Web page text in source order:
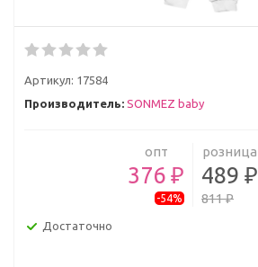
Артикул: 17584
Производитель: SONMEZ baby
опт
376 ₽
-54%
розница
489 ₽
811 ₽
Достаточно